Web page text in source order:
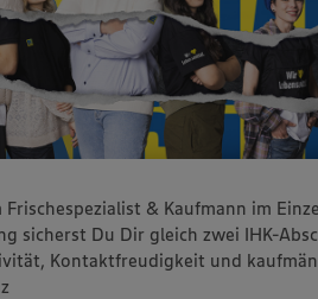
& Kaufmann im
sicherst Du Dir gleich zwei IHK-
Kontaktfreudigkeit und